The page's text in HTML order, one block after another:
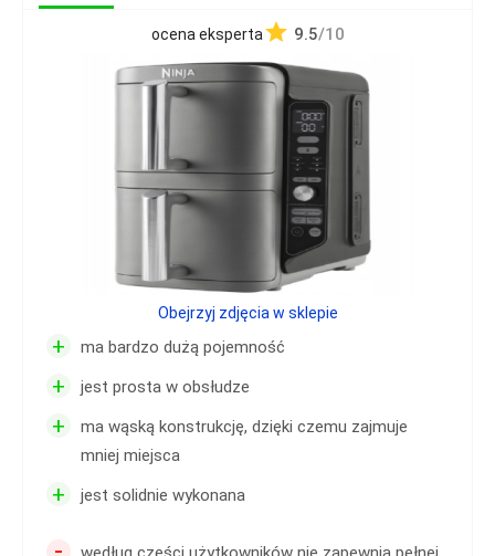
ocena eksperta 9.5/10
+ ma bardzo dużą pojemność
+ jest prosta w obsłudze
+
ma wąską konstrukcję, dzięki czemu zajmuje
mniej miejsca
+ jest solidnie wykonana
Obejrzyj zdjęcia w sklepie